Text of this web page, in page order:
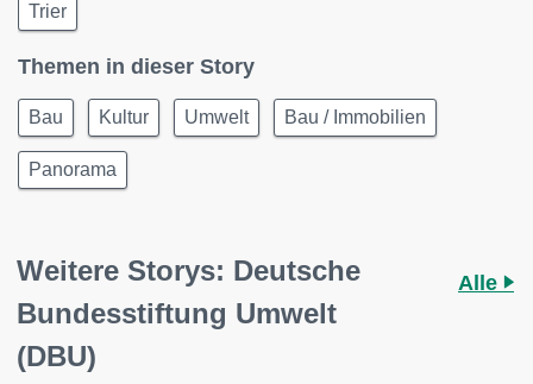
Trier
Themen in dieser Story
Bau Kultur Umwelt Bau / Immobilien
Panorama
Weitere Storys: Deutsche
Bundesstiftung Umwelt
(DBU)
Alle